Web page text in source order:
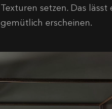
Texturen setzen. Das
gemütlich erscheinen.